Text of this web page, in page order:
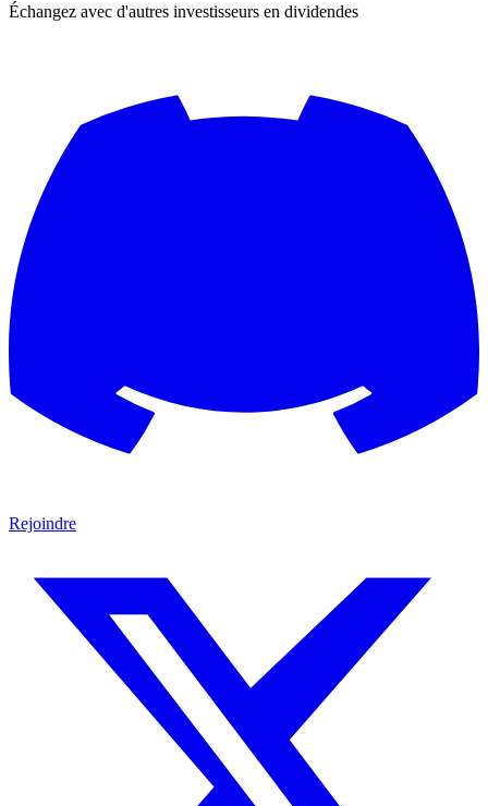
Échangez avec d'autres investisseurs en dividendes
Rejoindre